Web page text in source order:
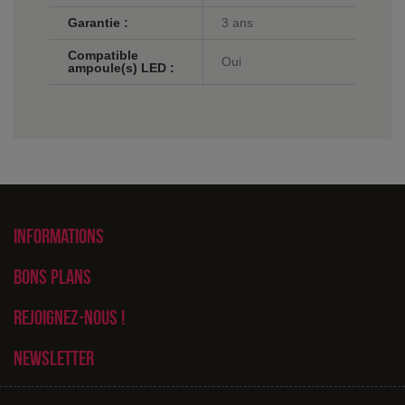
Garantie : 3 ans
Compatible
ampoule(s) LED :
Oui
Informations
Bons plans
Rejoignez-nous !
Newsletter